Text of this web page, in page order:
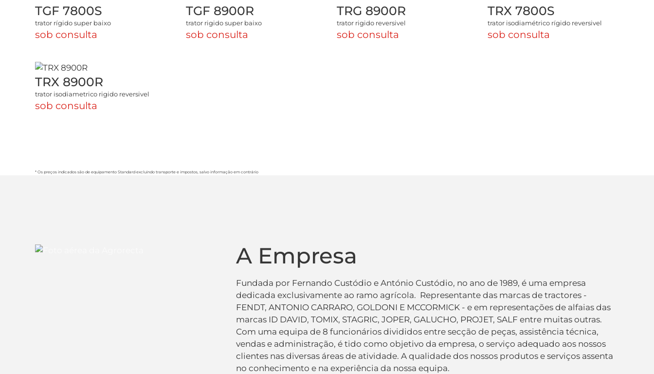
TGF 7800S
trator rígido super baixo
sob consulta
TGF 8900R
trator rigido super baixo
sob consulta
TRG 8900R
trator rigido reversivel
sob consulta
TRX 7800S
trator isodiamétrico rígido reversivel
sob consulta
TRX 8900R
trator isodiametrico rigido reversivel
sob consulta
* Os preços indicados são de equipamento Standard excluindo transporte e impostos, salvo informação em contrário
A Empresa
Fundada por Fernando Custódio e António Custódio, no ano de 1989, é uma empresa
dedicada exclusivamente ao ramo agrícola. Representante das marcas de tractores -
FENDT, ANTONIO CARRARO, GOLDONI E MCCORMICK - e em representações de alfaias das
marcas ID DAVID, TOMIX, STAGRIC, JOPER, GALUCHO, PROJET, SALF entre muitas outras.
Com uma equipa de 8 funcionários divididos entre secção de peças, assistência técnica,
vendas e administração, é tido como objetivo da empresa, o serviço adequado aos nossos
clientes nas diversas áreas de atividade. A qualidade dos nossos produtos e serviços assenta
no conhecimento e na experiência da nossa equipa.